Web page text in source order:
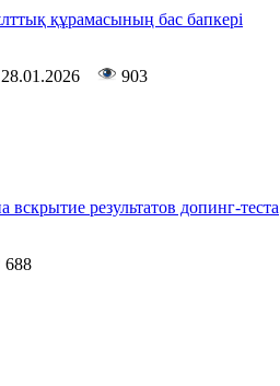
құрамасының бас бапкері
28.01.2026 903
результатов допинг-теста
688